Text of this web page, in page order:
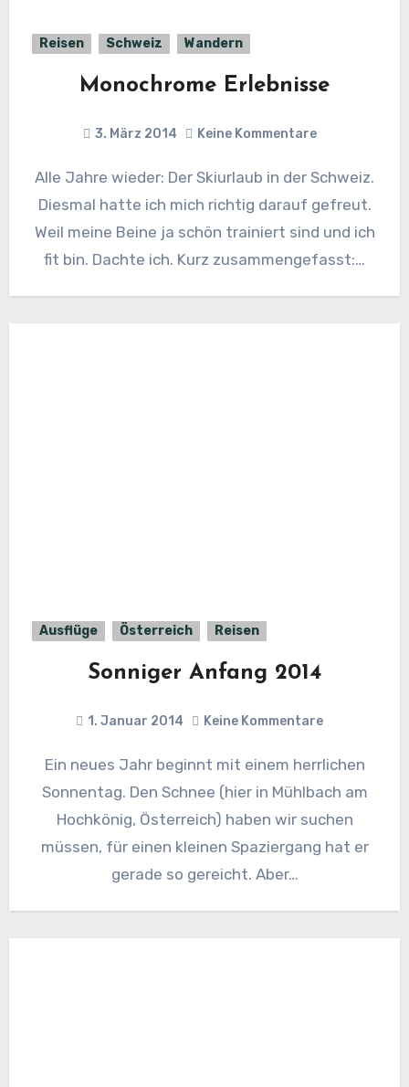
Reisen Schweiz Wandern
Monochrome Erlebnisse
3. März 2014 Keine Kommentare
Alle Jahre wieder: Der Skiurlaub in der Schweiz.
Diesmal hatte ich mich richtig darauf gefreut.
Weil meine Beine ja schön trainiert sind und ich
fit bin. Dachte ich. Kurz zusammengefasst:…
Ausflüge Österreich Reisen
Sonniger Anfang 2014
1. Januar 2014 Keine Kommentare
Ein neues Jahr beginnt mit einem herrlichen
Sonnentag. Den Schnee (hier in Mühlbach am
Hochkönig, Österreich) haben wir suchen
müssen, für einen kleinen Spaziergang hat er
gerade so gereicht. Aber…